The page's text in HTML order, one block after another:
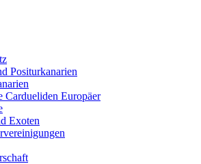
Positurkanarien
Cardueliden Europäer
Exoten